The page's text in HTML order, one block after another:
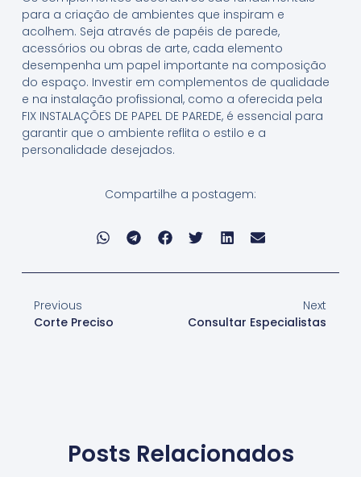
para a criação de ambientes que inspiram e
acolhem. Seja através de papéis de parede,
acessórios ou obras de arte, cada elemento
desempenha um papel importante na composição
do espaço. Investir em complementos de qualidade
e na instalação profissional, como a oferecida pela
FIX INSTALAÇÕES DE PAPEL DE PAREDE, é essencial para
garantir que o ambiente reflita o estilo e a
personalidade desejados.
Compartilhe a postagem:
Previous
Corte Preciso
Next
Consultar Especialistas
Posts Relacionados